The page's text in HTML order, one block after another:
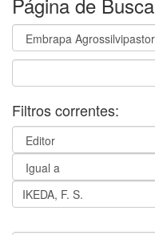
Filtros correntes: